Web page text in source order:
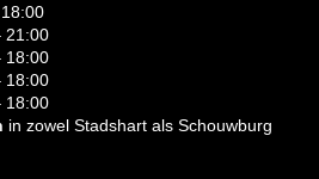
21:00
18:00
18:00
18:00
in zowel Stadshart als Schouwburg